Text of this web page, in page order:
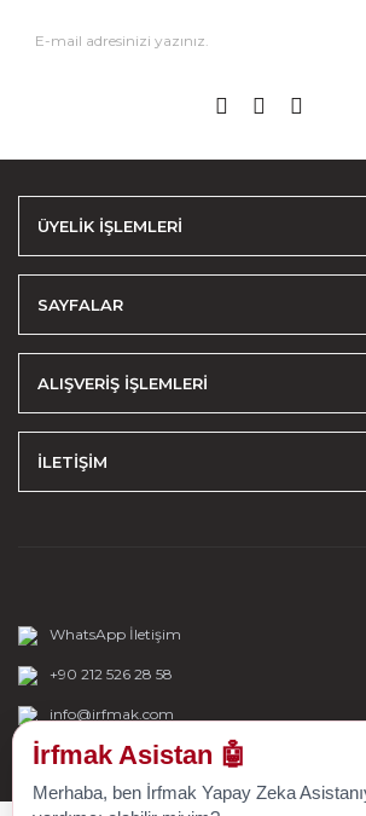
ÜYELİK İŞLEMLERİ
SAYFALAR
ALIŞVERİŞ İŞLEMLERİ
İLETİŞİM
WhatsApp İletişim
+90 212 526 28 58
info@irfmak.com
İrfmak Asistan 🤖
Merhaba, ben İrfmak Yapay Zeka